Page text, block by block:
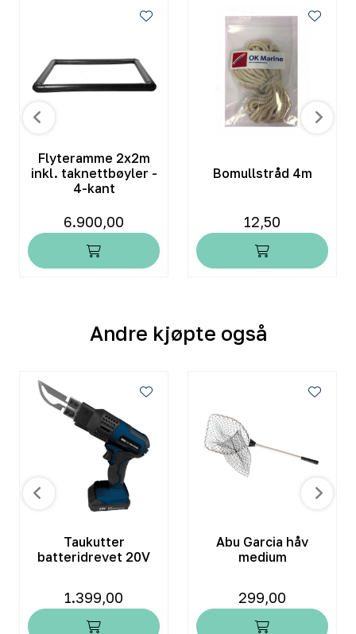
Flyteramme 2x2m
inkl. taknettbøyler -
4-kant
6.900,00
Bomullstråd 4m
12,50
Andre kjøpte også
Taukutter
batteridrevet 20V
1.399,00
Abu Garcia håv
medium
299,00